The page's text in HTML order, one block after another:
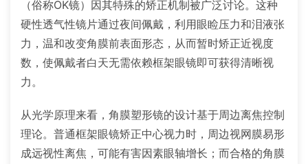
（俗称OK镜）因其特殊的矫正机制被广泛讨论。这种
硬性透气性镜片通过夜间佩戴，利用眼睑压力和泪液张
力，温和改变角膜前表面形态，从而暂时矫正近视度
数，使佩戴者白天无需依赖框架眼镜即可获得清晰视
力。
从光学原理来看，角膜塑形镜的设计基于周边离焦控制
理论。普通框架眼镜矫正中心视力时，周边视网膜易形
成远视性离焦，可能有害因素眼轴增长；而合格的角膜